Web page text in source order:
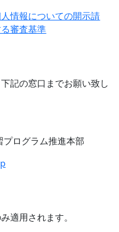
情報についての開示請
審査基準
記の窓口までお願い致し
ログラム推進本部
適用されます。